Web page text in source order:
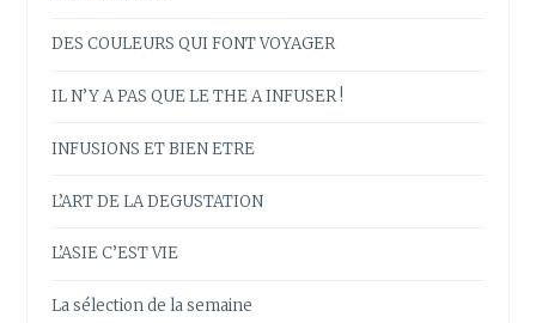
DES COULEURS QUI FONT VOYAGER
IL N’Y A PAS QUE LE THE A INFUSER !
INFUSIONS ET BIEN ETRE
L’ART DE LA DEGUSTATION
L’ASIE C’EST VIE
La sélection de la semaine